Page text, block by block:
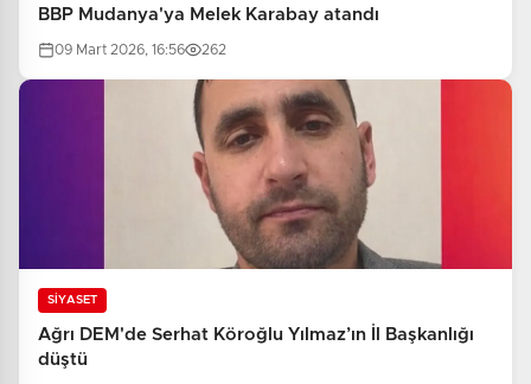
BBP Mudanya'ya Melek Karabay atandı
09 Mart 2026, 16:56 262
SİYASET
Ağrı DEM'de Serhat Köroğlu Yılmaz’ın İl Başkanlığı
düştü